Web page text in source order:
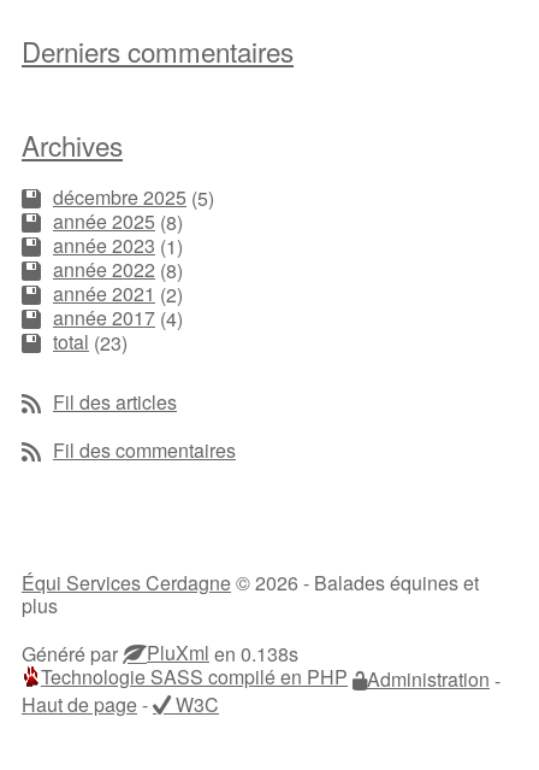
Derniers commentaires
Archives
décembre 2025 (5)
année 2025 (8)
année 2023 (1)
année 2022 (8)
année 2021 (2)
année 2017 (4)
total (23)
Fil des articles
Fil des commentaires
Équi Services Cerdagne© 2026 - Balades équines et
plus
Généré par
PluXml en 0.138s
Technologie SASS compilé en PHP
Administration -
Haut de page- W3C